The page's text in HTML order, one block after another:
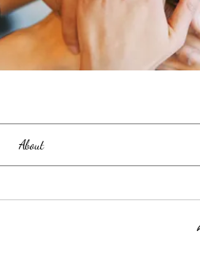
About